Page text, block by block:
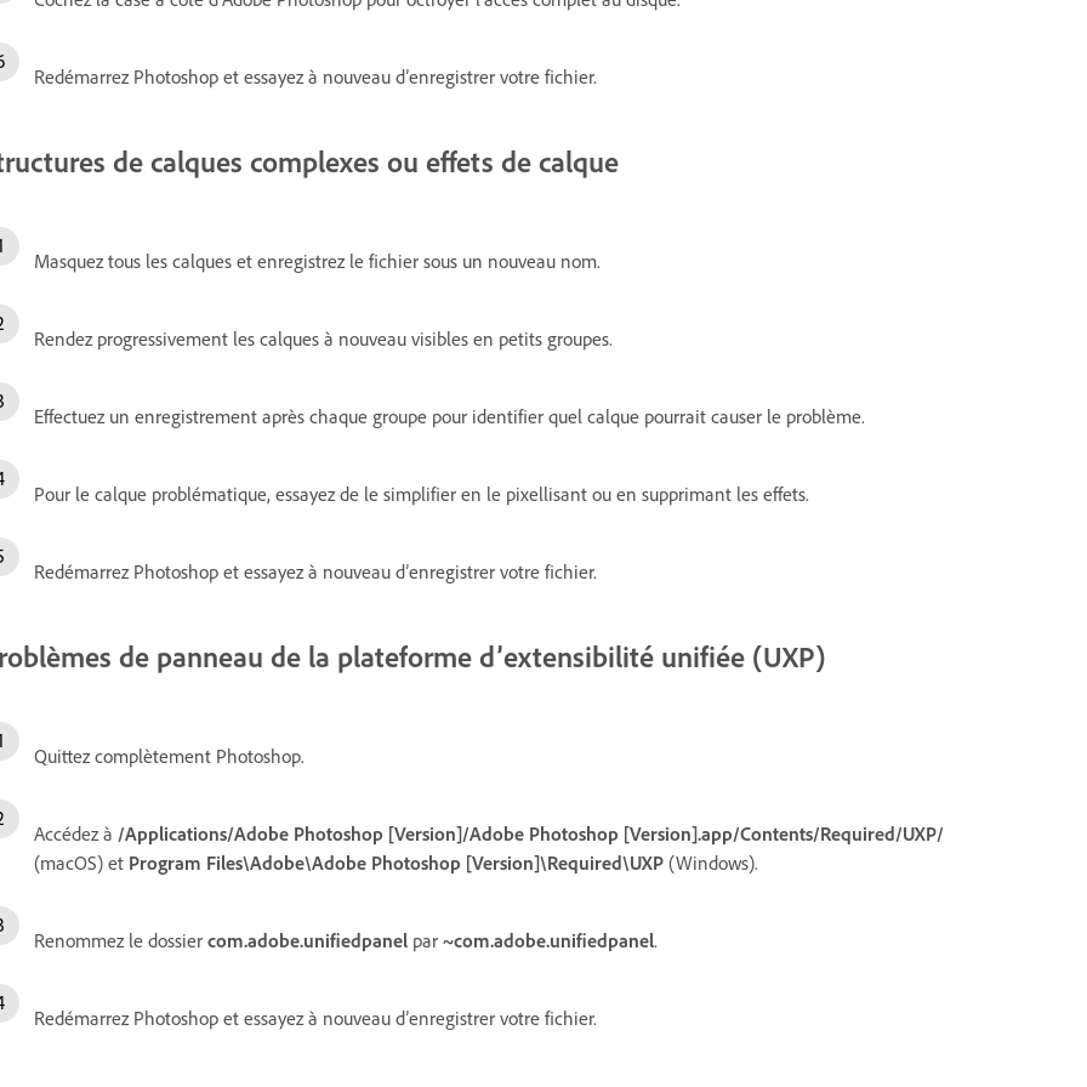
Redémarrez Photoshop et essayez à nouveau d’enregistrer votre fichier.
de calques complexes ou effets de calque
Masquez tous les calques et enregistrez le fichier sous un nouveau nom.
Rendez progressivement les calques à nouveau visibles en petits groupes.
Effectuez un enregistrement après chaque groupe pour identifier quel calque pourrait causer le problème.
Pour le calque problématique, essayez de le simplifier en le pixellisant ou en supprimant les effets.
Redémarrez Photoshop et essayez à nouveau d’enregistrer votre fichier.
de panneau de la plateforme d’extensibilité unifiée (UXP)
Quittez complètement Photoshop.
Accédez à /Applications/Adobe Photoshop [Version]/Adobe Photoshop [Version].app/Contents/Required/UXP/
(macOS) et Program Files\Adobe\Adobe Photoshop [Version]\Required\UXP (Windows).
Renommez le dossier com.adobe.unifiedpanel par ~com.adobe.unifiedpanel.
Redémarrez Photoshop et essayez à nouveau d’enregistrer votre fichier.